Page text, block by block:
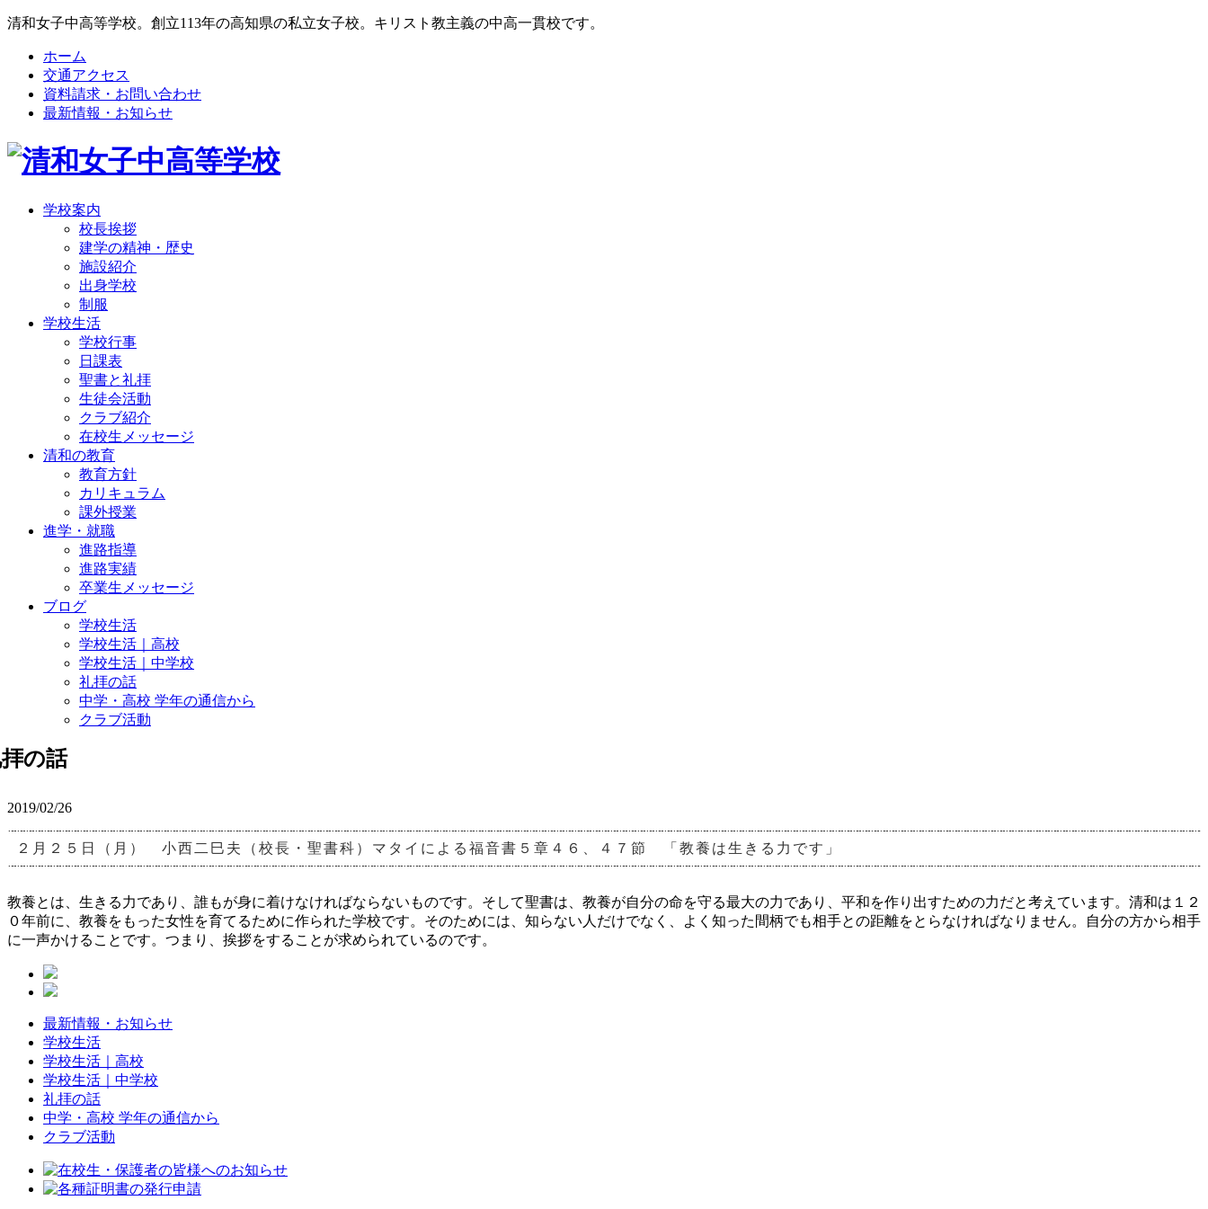
清和女子中高等学校。創立113年の高知県の私立女子校。キリスト教主義の中高一貫校です。
ホーム
交通アクセス
資料請求・お問い合わせ
最新情報・お知らせ
学校案内
校長挨拶
建学の精神・歴史
施設紹介
出身学校
制服
学校生活
学校行事
日課表
聖書と礼拝
生徒会活動
クラブ紹介
在校生メッセージ
清和の教育
教育方針
カリキュラム
課外授業
進学・就職
進路指導
進路実績
卒業生メッセージ
ブログ
学校生活
学校生活｜高校
学校生活｜中学校
礼拝の話
中学・高校 学年の通信から
クラブ活動
の話
2019/02/26
２月２５日（月） 小西二巳夫（校長・聖書科）マタイによる福音書５章４６、４７節 「教養は生きる力です」
教養とは、生きる力であり、誰もが身に着けなければならないものです。そして聖書は、教養が自分の命を守る最大の力であり、平和を作り出すための力だと考えています。清和は１２
０年前に、教養をもった女性を育てるために作られた学校です。そのためには、知らない人だけでなく、よく知った間柄でも相手との距離をとらなければなりません。自分の方から相手
に一声かけることです。つまり、挨拶をすることが求められているのです。
最新情報・お知らせ
学校生活
学校生活｜高校
学校生活｜中学校
礼拝の話
中学・高校 学年の通信から
クラブ活動